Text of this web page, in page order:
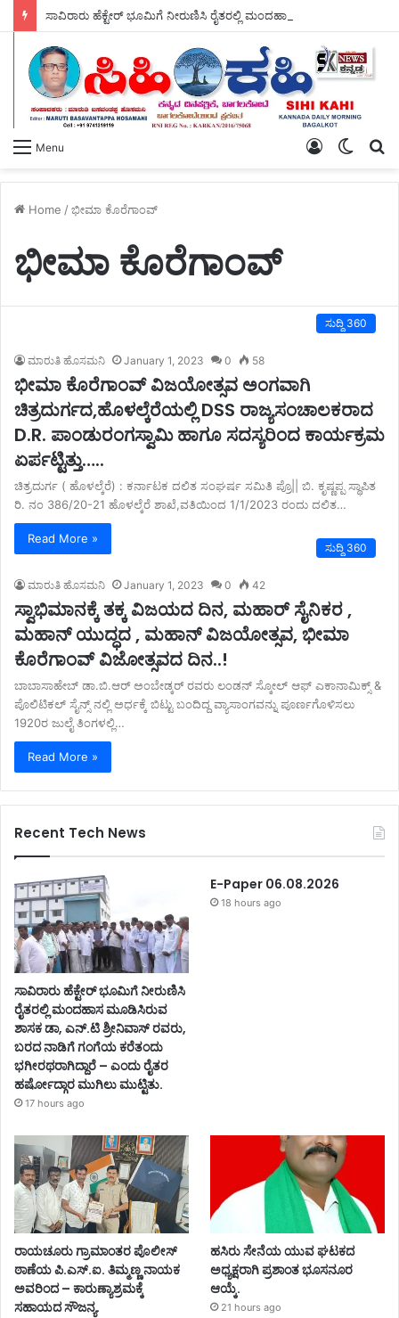
Menu
Switch
Log
Home /ಭೀಮಾ ಕೊರೆಗಾಂವ್
ಭೀಮಾ ಕೊರೆಗಾಂವ್
ಸುದ್ದಿ 360
ಮಾರುತಿ ಹೊಸಮನಿ January 1, 2023 0 58
ಭೀಮಾ ಕೊರೆಗಾಂವ್ ವಿಜಯೋತ್ಸವ ಅಂಗವಾಗಿ
ಚಿತ್ರದುರ್ಗದ,ಹೊಳಲ್ಕೆರೆಯಲ್ಲಿ DSS ರಾಜ್ಯಸಂಚಾಲಕರಾದ
D.R. ಪಾಂಡುರಂಗಸ್ವಾಮಿ ಹಾಗೂ ಸದಸ್ಯರಿಂದ ಕಾರ್ಯಕ್ರಮ
ಏರ್ಪಟ್ಟಿತ್ತು…..
ಚಿತ್ರದುರ್ಗ ( ಹೊಳಲ್ಕೆರೆ) : ಕರ್ನಾಟಕ ದಲಿತ ಸಂಘರ್ಷ ಸಮಿತಿ ಪ್ರೊ|| ಬಿ. ಕೃಷ್ಣಪ್ಪ ಸ್ಥಾಪಿತ
ರಿ. ನಂ 386/20-21 ಹೊಳಲ್ಕೆರೆ ಶಾಖೆ,ವತಿಯಿಂದ 1/1/2023 ರಂದು ದಲಿತ…
Read More »
ಸುದ್ದಿ 360
ಮಾರುತಿ ಹೊಸಮನಿ January 1, 2023 0 42
ಸ್ವಾಭಿಮಾನಕ್ಕೆ ತಕ್ಕ ವಿಜಯದ ದಿನ, ಮಹಾರ್ ಸೈನಿಕರ ,
ಮಹಾನ್ ಯುದ್ಧದ , ಮಹಾನ್ ವಿಜಯೋತ್ಸವ, ಭೀಮಾ
ಕೊರೆಗಾಂವ್ ವಿಜೋತ್ಸವದ ದಿನ..!
ಬಾಬಾಸಾಹೇಬ್ ಡಾ.ಬಿ.ಆರ್ ಅಂಬೇಡ್ಕರ್ ರವರು ಲಂಡನ್ ಸ್ಕೋಲ್ ಆಫ್ ಎಕಾನಾಮಿಕ್ಸ್ &
ಪೊಲಿಟಿಕಲ್ ಸೈನ್ಸ್ ನಲ್ಲಿ ಅರ್ಧಕ್ಕೆ ಬಿಟ್ಟು ಬಂದಿದ್ದ ವ್ಯಾಸಾಂಗವನ್ನು ಪೂರ್ಣಗೊಳಿಸಲು
1920ರ ಜುಲೈ ತಿಂಗಳಲ್ಲಿ…
Read More »
Recent Tech News
ಸಾವಿರಾರು ಹೆಕ್ಟೇರ್ ಭೂಮಿಗೆ ನೀರುಣಿಸಿ
ರೈತರಲ್ಲಿ ಮಂದಹಾಸ ಮೂಡಿಸಿರುವ
ಶಾಸಕ ಡಾ, ಎನ್.ಟಿ ಶ್ರೀನಿವಾಸ್ ರವರು,
ಬರದ ನಾಡಿಗೆ ಗಂಗೆಯ ಕರೆತಂದು
ಭಗೀರಥರಾಗಿದ್ದಾರೆ – ಎಂದು ರೈತರ
ಹರ್ಷೋದ್ಗಾರ ಮುಗಿಲು ಮುಟ್ಟಿತು.
17 hours ago
E-Paper 06.08.2026
18 hours ago
ರಾಯಚೂರು ಗ್ರಾಮಾಂತರ ಪೊಲೀಸ್
ಠಾಣೆಯ ಪಿ.ಎಸ್.ಐ. ತಿಮ್ಮಣ್ಣ ನಾಯಕ
ಅವರಿಂದ – ಕಾರುಣ್ಯಾಶ್ರಮಕ್ಕೆ
ಸಹಾಯದ ಸೌಜನ್ಯ.
ಹಸಿರು ಸೇನೆಯ ಯುವ ಘಟಕದ
ಅಧ್ಯಕ್ಷರಾಗಿ ಪ್ರಶಾಂತ ಭೂಸನೂರ
ಆಯ್ಕೆ.
21 hours ago